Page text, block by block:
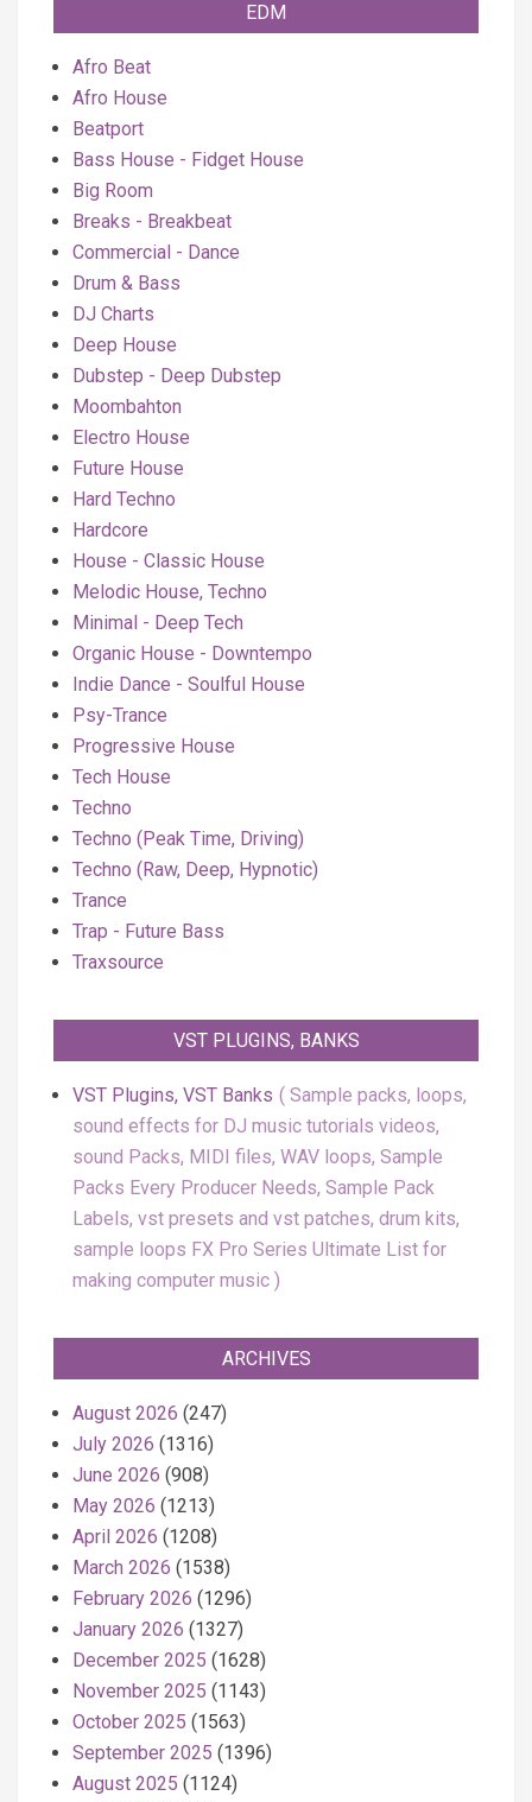
EDM
Afro Beat
Afro House
Beatport
Bass House - Fidget House
Big Room
Breaks - Breakbeat
Commercial - Dance
Drum & Bass
DJ Charts
Deep House
Dubstep - Deep Dubstep
Moombahton
Electro House
Future House
Hard Techno
Hardcore
House - Classic House
Melodic House, Techno
Minimal - Deep Tech
Organic House - Downtempo
Indie Dance - Soulful House
Psy-Trance
Progressive House
Tech House
Techno
Techno (Peak Time, Driving)
Techno (Raw, Deep, Hypnotic)
Trance
Trap - Future Bass
Traxsource
VST PLUGINS, BANKS
VST Plugins, VST Banks
Sample packs, loops,
sound effects for DJ music tutorials videos,
sound Packs, MIDI files, WAV loops, Sample
Packs Every Producer Needs, Sample Pack
Labels, vst presets and vst patches, drum kits,
sample loops FX Pro Series Ultimate List for
making computer music
ARCHIVES
August 2026 (247)
July 2026 (1316)
June 2026 (908)
May 2026 (1213)
April 2026 (1208)
March 2026 (1538)
February 2026 (1296)
January 2026 (1327)
December 2025 (1628)
November 2025 (1143)
October 2025 (1563)
September 2025 (1396)
August 2025 (1124)